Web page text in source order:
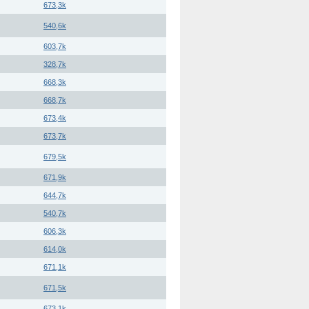
673,3k
540,6k
603,7k
328,7k
668,3k
668,7k
673,4k
673,7k
679,5k
671,9k
644,7k
540,7k
606,3k
614,0k
671,1k
671,5k